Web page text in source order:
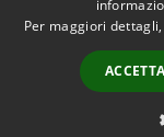
Accessibilità
Per maggiori